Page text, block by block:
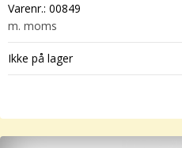
Varenr.: 00849
m. moms
Ikke på lager